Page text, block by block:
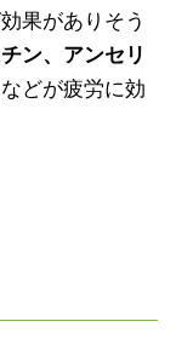
果がありそう
ン、アンセリ
などが疲労に効